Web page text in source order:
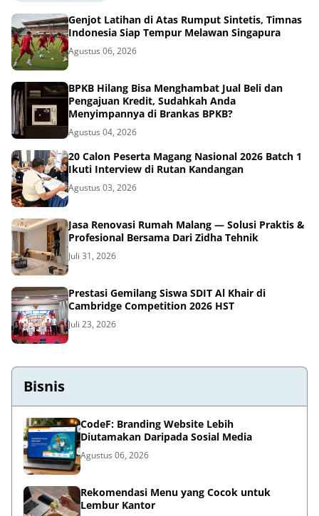
Genjot Latihan di Atas Rumput Sintetis, Timnas
Indonesia Siap Tempur Melawan Singapura
Agustus 06, 2026
BPKB Hilang Bisa Menghambat Jual Beli dan
Pengajuan Kredit, Sudahkah Anda
Menyimpannya di Brankas BPKB?
Agustus 04, 2026
20 Calon Peserta Magang Nasional 2026 Batch 1
Ikuti Interview di Rutan Kandangan
Agustus 03, 2026
Jasa Renovasi Rumah Malang — Solusi Praktis &
Profesional Bersama Dari Zidha Tehnik
Juli 31, 2026
Prestasi Gemilang Siswa SDIT Al Khair di
Cambridge Competition 2026 HST
Juli 23, 2026
Bisnis
CodeF: Branding Website Lebih
Diutamakan Daripada Sosial Media
Agustus 06, 2026
Rekomendasi Menu yang Cocok untuk
Lembur Kantor